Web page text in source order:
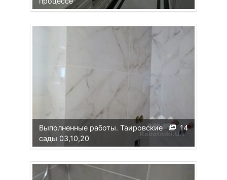
14
Выполненные работы. Таировские
сады 03,10,20